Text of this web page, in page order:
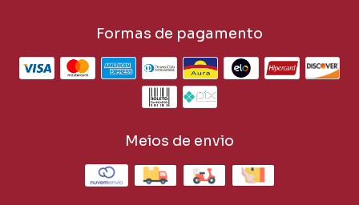
Formas de pagamento
Meios de envio